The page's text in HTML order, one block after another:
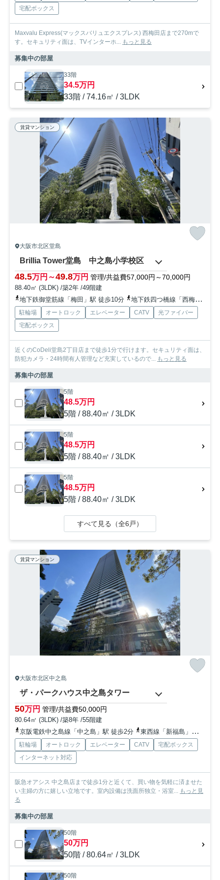
宅配ボックス
Maxvalu Express(マックスバリュエクスプレス) 西梅田店まで270mで
す。セキュリティ面は、TVインターホ... もっと見る
募集中の部屋
33階
34.5万円
33階 / 74.16㎡ / 3LDK
賃貸マンション
大阪市北区堂島
Brillia Tower堂島 中之島小学校区
48.5万円～49.8万円 管理/共益費57,000円～70,000円
88.40㎡ (3LDK) /築2年 /49階建
地下鉄御堂筋線「梅田」駅 徒歩10分
地下鉄四つ橋線「西梅田」駅 徒歩7分
駐輪場 オートロック エレベーター CATV
光ファイバー
宅配ボックス
近くのCoDeli堂島2丁目店まで徒歩1分で行けます。セキュリティ面は、
防犯カメラ・24時間有人管理など充実しているので... もっと見る
募集中の部屋
5階
48.5万円
5階 / 88.40㎡ / 3LDK
5階
48.5万円
5階 / 88.40㎡ / 3LDK
5階
48.5万円
5階 / 88.40㎡ / 3LDK
すべて見る（全6戸）
賃貸マンション
大阪市北区中之島
ザ・パークハウス中之島タワー
50万円 管理/共益費50,000円
80.64㎡ (3LDK) /築8年 /55階建
京阪電鉄中之島線「中之島」駅 徒歩2分
東西線「新福島」駅 徒歩10分
駐輪場 オートロック エレベーター CATV
宅配ボックス
インターネット対応
阪急オアシス 中之島店まで徒歩1分と近くて、買い物を気軽に済ませた
い主婦の方に嬉しい立地です。室内設備は洗面所独立・浴室... もっと見
る
募集中の部屋
50階
50万円
50階 / 80.64㎡ / 3LDK
50階